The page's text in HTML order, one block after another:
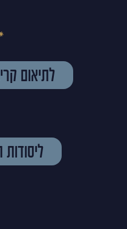
לתיאום
ליסודות